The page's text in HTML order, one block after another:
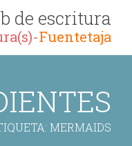
de escritura
Fuentetaja
MERMAIDS